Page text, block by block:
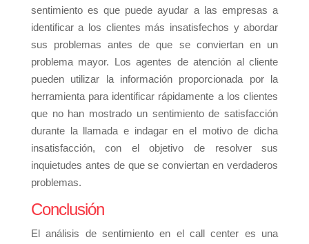
sentimiento es que puede ayudar a las empresas a
identificar a los clientes más insatisfechos y abordar
sus problemas antes de que se conviertan en un
problema mayor. Los agentes de atención al cliente
pueden utilizar la información proporcionada por la
herramienta para identificar rápidamente a los clientes
que no han mostrado un sentimiento de satisfacción
durante la llamada e indagar en el motivo de dicha
insatisfacción, con el objetivo de resolver sus
inquietudes antes de que se conviertan en verdaderos
problemas.
Conclusión
El análisis de sentimiento en el call center es una